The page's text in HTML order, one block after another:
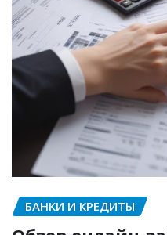
БАНКИ И КРЕДИТЫ